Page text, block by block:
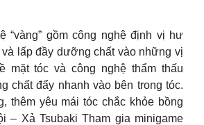
“vàng” gồm công nghệ định vị hư
lấp đầy dưỡng chất vào những vị
mặt tóc và công nghệ thẩm thấu
chất đẩy nhanh vào bên trong tóc.
thêm yêu mái tóc chắc khỏe bồng
– Xả Tsubaki Tham gia minigame